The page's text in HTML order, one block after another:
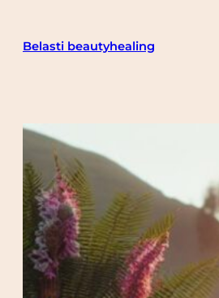
Belasti beautyhealing